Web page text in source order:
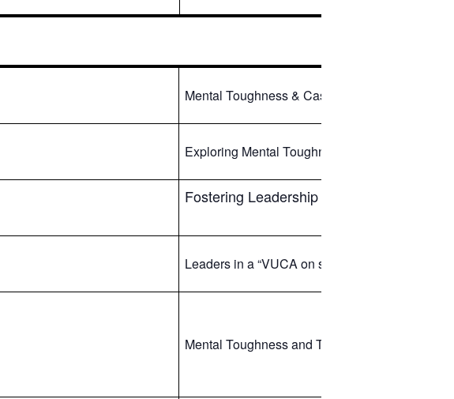
Mental Toughness & Case Studies in
Exploring Mental Toughness in First
Fostering Leadership Growth with MTQ:
Leaders in a “VUCA on steroids” world – their
Mental Toughness and Transformational